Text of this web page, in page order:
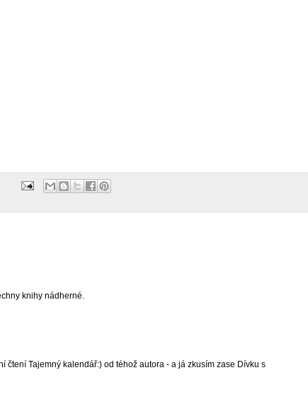
knihy nádherné.
čtení Tajemný kalendář:) od téhož autora - a já zkusím zase Dívku s